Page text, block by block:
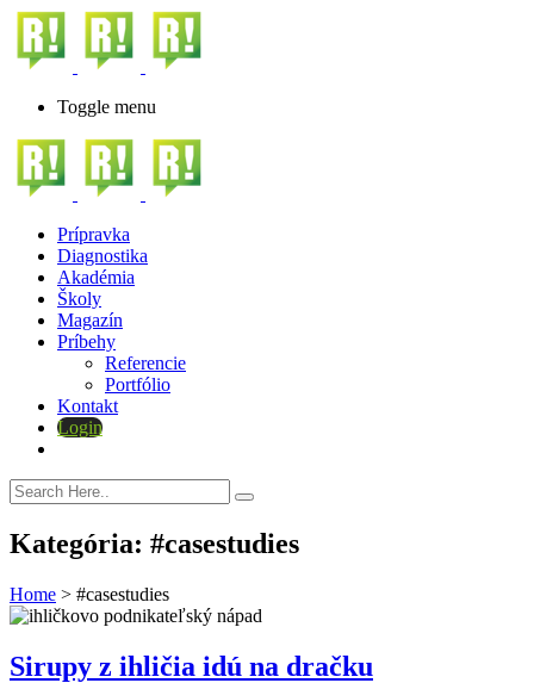
Toggle menu
Prípravka
Diagnostika
Akadémia
Školy
Magazín
Príbehy
Referencie
Portfólio
Kontakt
Login
Kategória: #casestudies
Home > #casestudies
Sirupy z ihličia idú na dračku